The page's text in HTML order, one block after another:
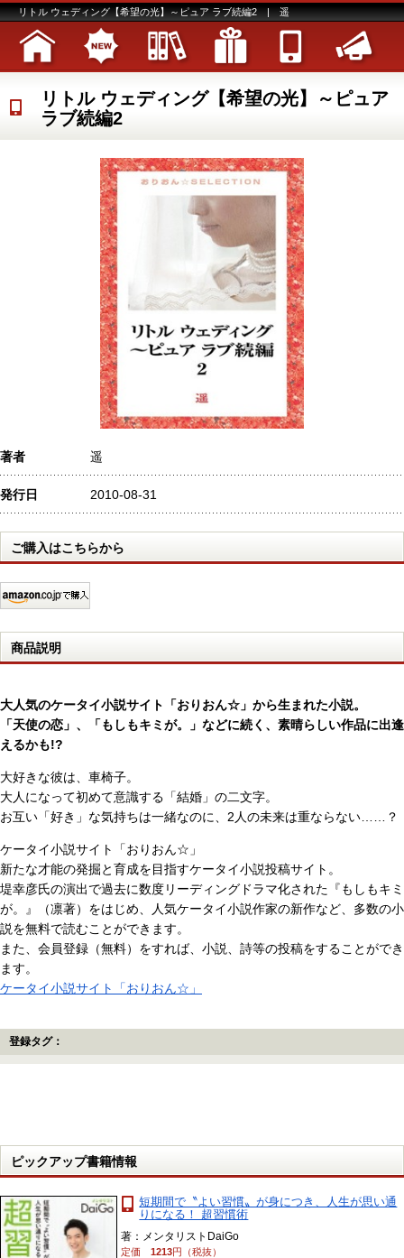
リトル ウェディング【希望の光】～ピュア ラブ続編2 | 遥
リトル ウェディング【希望の光】～ピュア
ラブ続編2
著者 遥
発行日 2010-08-31
ご購入はこちらから
商品説明
大人気のケータイ小説サイト「おりおん☆」から生まれた小説。
「天使の恋」、「もしもキミが。」などに続く、素晴らしい作品に出逢
えるかも!?
大好きな彼は、車椅子。
大人になって初めて意識する「結婚」の二文字。
お互い「好き」な気持ちは一緒なのに、2人の未来は重ならない……？
ケータイ小説サイト「おりおん☆」
新たな才能の発掘と育成を目指すケータイ小説投稿サイト。
堤幸彦氏の演出で過去に数度リーディングドラマ化された『もしもキミ
が。』（凛著）をはじめ、人気ケータイ小説作家の新作など、多数の小
説を無料で読むことができます。
また、会員登録（無料）をすれば、小説、詩等の投稿をすることができ
ます。
ケータイ小説サイト「おりおん☆」
登録タグ：
ピックアップ書籍情報
短期間で〝よい習慣〟が身につき、人生が思い通
りになる！ 超習慣術
著：メンタリストDaiGo
定価1213円（税抜）